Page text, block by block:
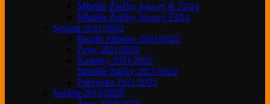
Mladšie Žiačky 4-kový B 23/24
Mladšie Žiačky 3-kový 23/24
Sezóna 2021/2022
Rozpis zápasov 2021/2022
Ženy 2021/2022
Kadetky 2021/2022
Mladšie žiačky 2021/2022
Prípravka 2021/2022
Sezóna 2019/2020